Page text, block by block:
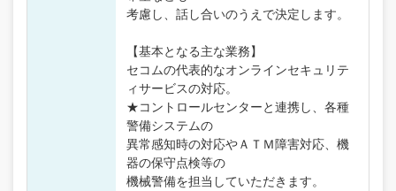
考慮し、話し合いのうえで決定します。
【基本となる主な業務】
セコムの代表的なオンラインセキュリテ
ィサービスの対応。
★コントロールセンターと連携し、各種
警備システムの
異常感知時の対応やＡＴＭ障害対応、機
器の保守点検等の
機械警備を担当していただきます。